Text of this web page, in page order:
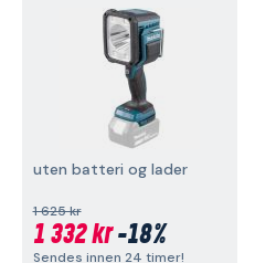
uten batteri og lader
1 625 kr
1 332 kr-18%
Sendes innen 24 timer!